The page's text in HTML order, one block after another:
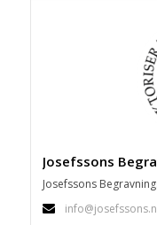
Josefssons
Josefssons